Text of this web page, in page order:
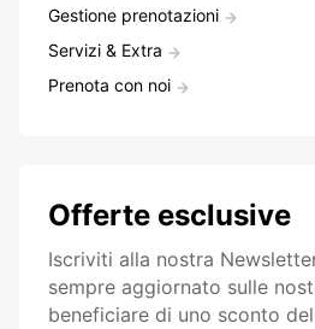
Gestione prenotazioni
Servizi & Extra
Prenota con noi
Offerte esclusive
Iscriviti alla nostra
sempre aggiornato sulle
beneficiare di uno sconto